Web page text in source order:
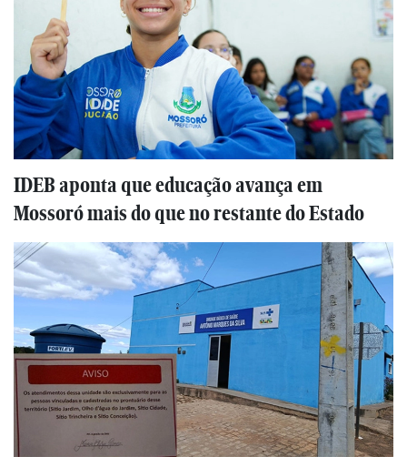
IDEB aponta que educação avança em
Mossoró mais do que no restante do Estado